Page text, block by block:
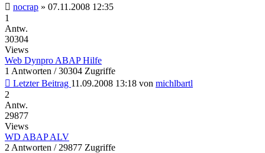
nocrap » 07.11.2008 12:35
1
Antw.
30304
Views
Web Dynpro ABAP Hilfe
1 Antworten / 30304 Zugriffe
Letzter Beitrag 11.09.2008 13:18 von michlbartl
2
Antw.
29877
Views
WD ABAP ALV
2 Antworten / 29877 Zugriffe